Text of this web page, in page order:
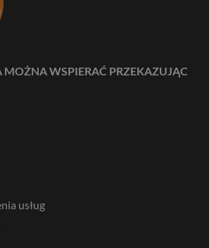
WSPIERAĆ PRZEKAZUJĄC
usług